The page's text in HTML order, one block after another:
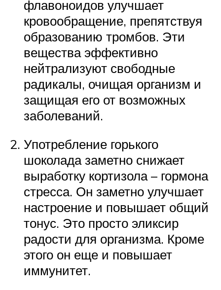
флавоноидов улучшает
кровообращение, препятствуя
образованию тромбов. Эти
вещества эффективно
нейтрализуют свободные
радикалы, очищая организм и
защищая его от возможных
заболеваний.
Употребление горького
шоколада заметно снижает
выработку кортизола – гормона
стресса. Он заметно улучшает
настроение и повышает общий
тонус. Это просто эликсир
радости для организма. Кроме
этого он еще и повышает
иммунитет.